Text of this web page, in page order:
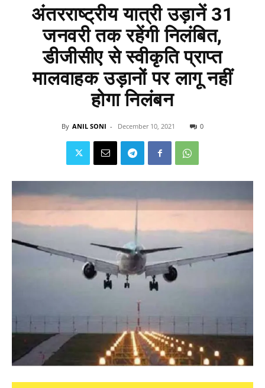
अंतरराष्ट्रीय यात्री उड़ानें 31
जनवरी तक रहेंगी निलंबित,
डीजीसीए से स्वीकृति प्राप्त
मालवाहक उड़ानों पर लागू नहीं
होगा निलंबन
By ANIL SONI - December 10, 2021 0